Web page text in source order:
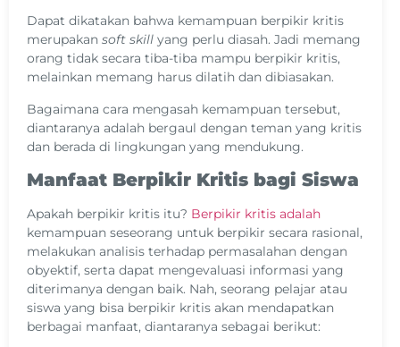
Dapat dikatakan bahwa kemampuan berpikir kritis
merupakan soft skill yang perlu diasah. Jadi memang
orang tidak secara tiba-tiba mampu berpikir kritis,
melainkan memang harus dilatih dan dibiasakan.
Bagaimana cara mengasah kemampuan tersebut,
diantaranya adalah bergaul dengan teman yang kritis
dan berada di lingkungan yang mendukung.
Manfaat Berpikir Kritis bagi Siswa
Apakah berpikir kritis itu? Berpikir kritis adalah
kemampuan seseorang untuk berpikir secara rasional,
melakukan analisis terhadap permasalahan dengan
obyektif, serta dapat mengevaluasi informasi yang
diterimanya dengan baik. Nah, seorang pelajar atau
siswa yang bisa berpikir kritis akan mendapatkan
berbagai manfaat, diantaranya sebagai berikut: